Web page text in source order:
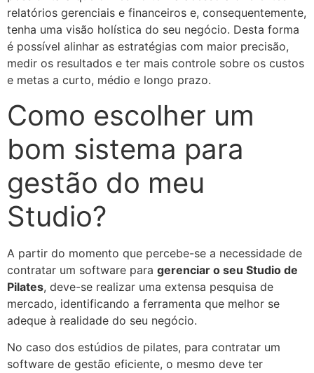
relatórios gerenciais e financeiros e, consequentemente,
tenha uma visão holística do seu negócio. Desta forma
é possível alinhar as estratégias com maior precisão,
medir os resultados e ter mais controle sobre os custos
e metas a curto, médio e longo prazo.
Como escolher um
bom sistema para
gestão do meu
Studio?
A partir do momento que percebe-se a necessidade de
contratar um software para gerenciar o seu Studio de
Pilates, deve-se realizar uma extensa pesquisa de
mercado, identificando a ferramenta que melhor se
adeque à realidade do seu negócio.
No caso dos estúdios de pilates, para contratar um
software de gestão eficiente, o mesmo deve ter